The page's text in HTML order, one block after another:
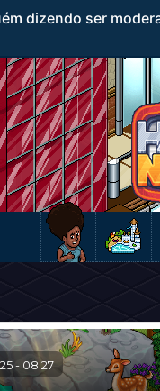
dizendo ser
- 08:27